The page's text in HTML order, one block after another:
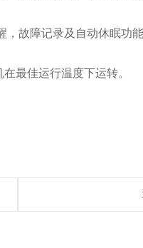
故障记录及自动休眠功
最佳运行温度下运转。